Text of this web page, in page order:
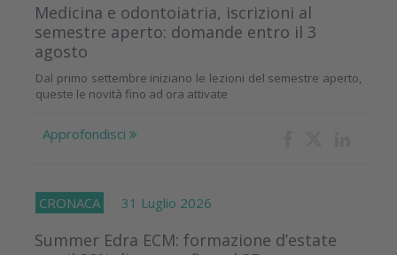
Medicina e odontoiatria, iscrizioni al
semestre aperto: domande entro il 3
agosto
Dal primo settembre iniziano le lezioni del semestre aperto,
queste le novità fino ad ora attivate
Approfondisci
CRONACA 31 Luglio 2026
Summer Edra ECM: formazione d’estate